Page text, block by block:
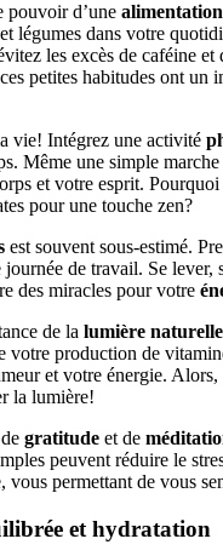
pouvoir d’une
légumes dans votre
les excès de caféine et
petites habitudes ont un
vie! Intégrez une activité
Même une simple
et votre esprit. Pourquoi
pour une touche zen?
est souvent sous-estimé.
de travail. Se lever,
des miracles pour votre
de la lumière naturelle
votre production de
et votre énergie. Alors,
la lumière!
gratitude et de
peuvent réduire le
vous permettant de vous
et hydratation